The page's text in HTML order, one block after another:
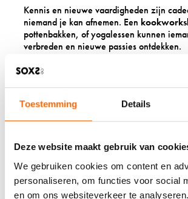
Toestemming Details
Deze website maakt gebruik van
We gebruiken cookies om content en
personaliseren, om functies voor social
en om ons websiteverkeer te
Kennis en nieuwe vaardigheden zijn
niemand je kan afnemen. Een
pottenbakken, of yogalessen kunnen
verbreden en nieuwe passies ontdekken.
Het leren van nieuwe dingen houdt de
brengt mensen in contact met
gaat om een online cursus fotografie of
brood bakken in de buurt: leren is altijd
persoonlijkheid van de ontvanger. Iemand
houdt, wordt misschien blij van een cursus
keuken. Een creatieve ziel vindt een
misschien geweldig.